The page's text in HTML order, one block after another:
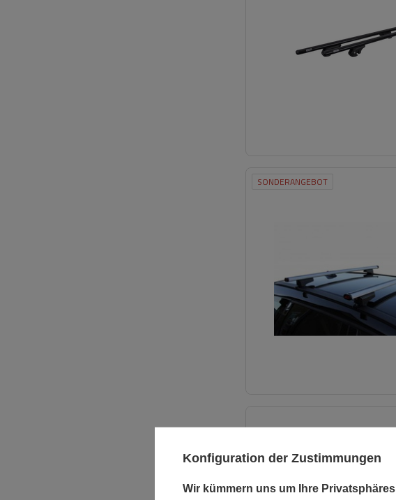
SONDERANGEBOT
Konfiguration der Zustimmungen
Wir kümmern uns um Ihre Privatsphäres